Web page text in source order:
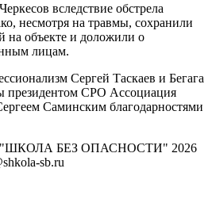
вследствие обстрела
несмотря на травмы, сохранили
на объекте и доложили о
лицам.
Сергей Таскаев и Бегага
президентом СРО Ассоциация
Саминским благодарностями
БЕЗ ОПАСНОСТИ" 2026
sb.ru